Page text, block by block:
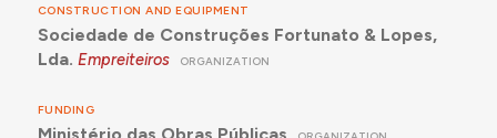
CONSTRUCTION AND EQUIPMENT
Sociedade de Construções Fortunato & Lopes,
Lda. Empreiteiros ORGANIZATION
FUNDING